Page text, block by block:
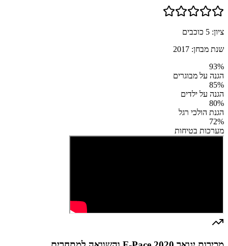
ציון: 5 כוכבים
שנת מבחן: 2017
93%
הגנה על מבוגרים
85%
הגנה על ילדים
80%
הגנת הולכי רגל
72%
מערכות בטיחות